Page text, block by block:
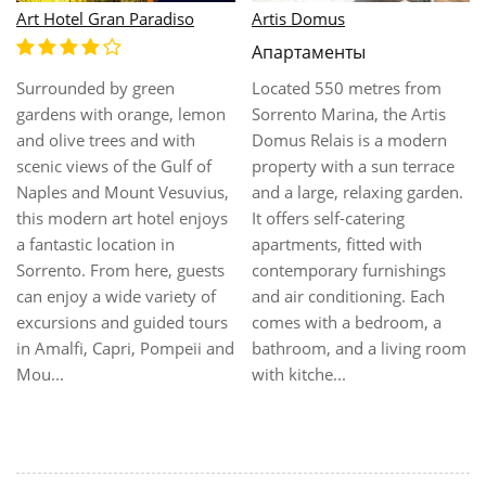
Art Hotel Gran Paradiso
Surrounded by green
gardens with orange, lemon
and olive trees and with
scenic views of the Gulf of
Naples and Mount Vesuvius,
this modern art hotel enjoys
a fantastic location in
Sorrento. From here, guests
can enjoy a wide variety of
excursions and guided tours
in Amalfi, Capri, Pompeii and
Mou...
Artis Domus
Апартаменты
Located 550 metres from
Sorrento Marina, the Artis
Domus Relais is a modern
property with a sun terrace
and a large, relaxing garden.
It offers self-catering
apartments, fitted with
contemporary furnishings
and air conditioning. Each
comes with a bedroom, a
bathroom, and a living room
with kitche...